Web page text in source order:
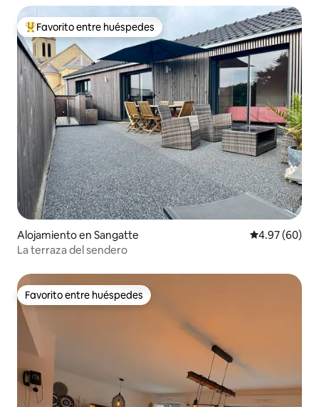
Favorito entre huéspedes preferido
Favorito entre huéspedes
Alojamiento en Sangatte Calificación
4.97 (60)
La terraza del sendero
Favorito entre huéspedes
Favorito entre huéspedes